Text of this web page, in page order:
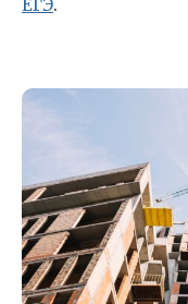
ЕГЭ.